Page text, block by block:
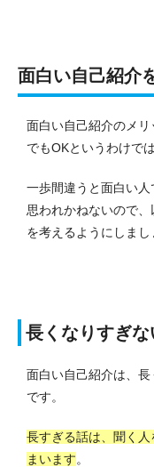
面白い自己紹介
面白い自己紹介のメ
でもOKというわけで
一歩間違うと面白い
思われかねないので
を考えるようにしまし
長くなりすぎ
面白い自己紹介は、
です。
長すぎる話は、聞く
まいます。